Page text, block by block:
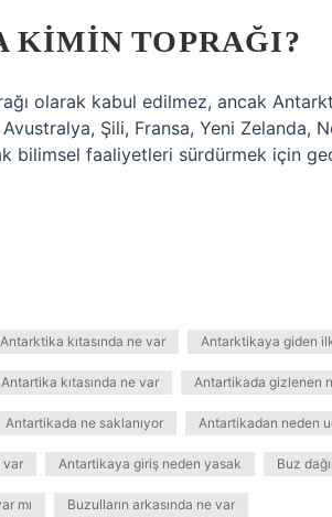
KIMIN TOPRAĞI?
olarak kabul edilmez, ancak
Şili, Fransa, Yeni Zelanda,
bilimsel faaliyetleri sürdürmek için
Antarktika kıtasında ne var Antarktikaya giden
Antartika kıtasında ne var Antartikada gizlenen
Antartikada ne saklanıyor Antartikadan neden
var Antartikaya giriş neden yasak Buz
mı Buzulların arkasında ne var